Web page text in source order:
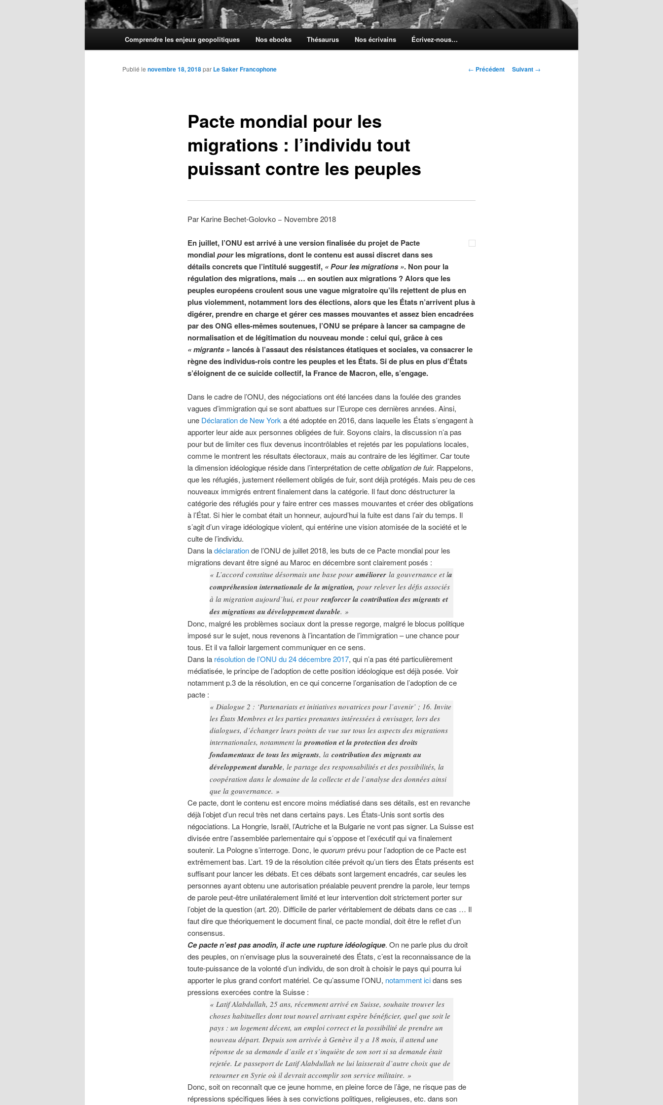
Comprendre les enjeux geopolitiques Nos ebooks Thésaurus Nos écrivains Écrivez-nous…
Navigation
← Précédent Suivant →
Pacte mondial pour les
migrations : l’individu tout
puissant contre les peuples
Publié le novembre 18, 2018par Le Saker Francophone
Par Karine Bechet-Golovko − Novembre 2018
En juillet, l’ONU est arrivé à une version finalisée du projet de Pacte
mondial pourles migrations, dont le contenu est aussi discret dans ses
détails concrets que l’intitulé suggestif, «Pour les migrations ». Non pour la
régulation des migrations, mais … en soutien aux migrations ? Alors que les
peuples européens croulent sous une vague migratoire qu’ils rejettent de plus en
plus violemment, notamment lors des élections, alors que les États n’arrivent plus à
digérer, prendre en charge et gérer ces masses mouvantes et assez bien encadrées
par des ONG elles-mêmes soutenues, l’ONU se prépare à lancer sa campagne de
normalisation et de légitimation du nouveau monde : celui qui, grâce à ces
«migrants »lancés à l’assaut des résistances étatiques et sociales, va consacrer le
règne des individus-rois contre les peuples et les États. Si de plus en plus d’États
s’éloignent de ce suicide collectif, la France de Macron, elle, s’engage.
Dans le cadre de l’ONU, des négociations ont été lancées dans la foulée des grandes
vagues d’immigration qui se sont abattues sur l’Europe ces dernières années. Ainsi,
une Déclaration de New Yorka été adoptée en 2016, dans laquelle les États s’engagent à
apporter leur aide aux personnes obligées de fuir. Soyons clairs, la discussion n’a pas
pour but de limiter ces flux devenus incontrôlables et rejetés par les populations locales,
comme le montrent les résultats électoraux, mais au contraire de les légitimer. Car toute
la dimension idéologique réside dans l’interprétation de cetteobligation de fuir. Rappelons,
que les réfugiés, justement réellement obligés de fuir, sont déjà protégés. Mais peu de ces
nouveaux immigrés entrent finalement dans la catégorie. Il faut donc déstructurer la
catégorie des réfugiés pour y faire entrer ces masses mouvantes et créer des obligations
à l’État. Si hier le combat était un honneur, aujourd’hui la fuite est dans l’air du temps. Il
s’agit d’un virage idéologique violent, qui entérine une vision atomisée de la société et le
culte de l’individu.
Dans ladéclarationde l’ONU de juillet 2018, les buts de ce Pacte mondial pour les
migrations devant être signé au Maroc en décembre sont clairement posés :
« L’accord constitue désormais une base pouraméliorer la gouvernance et la
compréhension internationale de la migration, pour relever les défis associés
à la migration aujourd’hui, et pourrenforcer la contribution des migrants et
des migrations au développement durable. »
Donc, malgré les problèmes sociaux dont la presse regorge, malgré le blocus politique
imposé sur le sujet, nous revenons à l’incantation de l’immigration – une chance pour
tous. Et il va falloir largement communiquer en ce sens.
Dans la résolution de l’ONU du 24 décembre 2017, qui n’a pas été particulièrement
médiatisée, le principe de l’adoption de cette position idéologique est déjà posée. Voir
notamment p.3 de la résolution, en ce qui concerne l’organisation de l’adoption de ce
pacte :
« Dialogue 2 : ‘Partenariats et initiatives novatrices pour l’avenir’ ; 16. Invite
les États Membres et les parties prenantes intéressées à envisager, lors des
dialogues, d’échanger leurs points de vue sur tous les aspects des migrations
internationales, notamment lapromotion et la protection des droits
fondamentaux de tous les migrants, la contribution des migrants au
développement durable, le partage des responsabilités et des possibilités, la
coopération dans le domaine de la collecte et de l’analyse des données ainsi
que la gouvernance. »
Ce pacte, dont le contenu est encore moins médiatisé dans ses détails, est en revanche
déjà l’objet d’un recul très net dans certains pays. Les États-Unis sont sortis des
négociations. La Hongrie, Israël, l’Autriche et la Bulgarie ne vont pas signer. La Suisse est
divisée entre l’assemblée parlementaire qui s’oppose et l’exécutif qui va finalement
soutenir. La Pologne s’interroge. Donc, lequorum prévu pour l’adoption de ce Pacte est
extrêmement bas. L’art. 19 de la résolution citée prévoit qu’un tiers des États présents est
suffisant pour lancer les débats. Et ces débats sont largement encadrés, car seules les
personnes ayant obtenu une autorisation préalable peuvent prendre la parole, leur temps
de parole peut-être unilatéralement limité et leur intervention doit strictement porter sur
l’objet de la question (art. 20). Difficile de parler véritablement de débats dans ce cas … Il
faut dire que théoriquement le document final, ce pacte mondial, doit être le reflet d’un
consensus.
Ce pacte n’est pas anodin, il acte une rupture idéologique. On ne parle plus du droit
des peuples, on n’envisage plus la souveraineté des États, c’est la reconnaissance de la
toute-puissance de la volonté d’un individu, de son droit à choisir le pays qui pourra lui
apporter le plus grand confort matériel. Ce qu’assume l’ONU, notamment icidans ses
pressions exercées contre la Suisse :
« Latif Alabdullah, 25 ans, récemment arrivé en Suisse, souhaite trouver les
choses habituelles dont tout nouvel arrivant espère bénéficier, quel que soit le
pays : un logement décent, un emploi correct et la possibilité de prendre un
nouveau départ. Depuis son arrivée à Genève il y a 18 mois, il attend une
réponse de sa demande d’asile et s’inquiète de son sort si sa demande était
rejetée. Le passeport de Latif Alabdullah ne lui laisserait d’autre choix que de
retourner en Syrie où il devrait accomplir son service militaire. »
Donc, soit on reconnaît que ce jeune homme, en pleine force de l’âge, ne risque pas de
répressions spécifiques liées à ses convictions politiques, religieuses, etc. dans son